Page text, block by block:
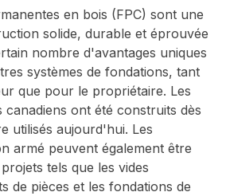
en bois (FPC) sont une
solide, durable et éprouvée
nombre d'avantages uniques
systèmes de fondations, tant
que pour le propriétaire. Les
canadiens ont été construits dès
utilisés aujourd'hui. Les
armé peuvent également être
tels que les vides
de pièces et les fondations de